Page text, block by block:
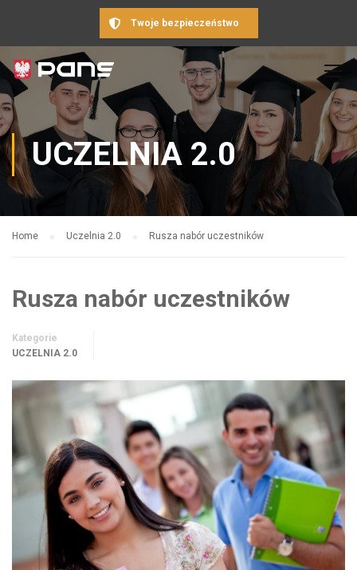
Twoje bezpieczeństwo
UCZELNIA 2.0
Home Uczelnia 2.0 Rusza nabór uczestników
Rusza nabór uczestników
Kategorie
UCZELNIA 2.0